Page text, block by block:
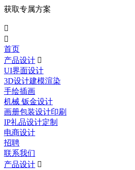
获取专属方案


首页
产品设计 
UI界面设计
3D设计建模渲染
手绘插画
机械 钣金设计
画册包装设计印刷
IP礼品设计定制
电商设计
招聘
联系我们
产品设计 